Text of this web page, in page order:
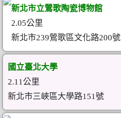
新北市立鶯歌陶瓷博物館
2.05公里
新北市239鶯歌區文化路200號
國立臺北大學
2.11公里
新北市三峽區大學路151號